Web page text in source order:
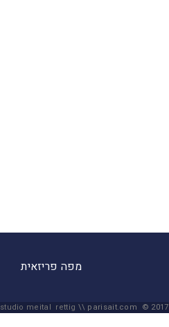
מפה פריזאית
studio meital rettig \\ parisait.com © 2017